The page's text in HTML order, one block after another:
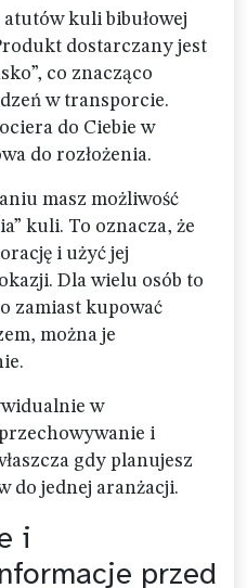
kuli bibułowej
dostarczany jest
co znacząco
w transporcie.
do Ciebie w
do rozłożenia.
masz możliwość
kuli. To oznacza, że
i użyć jej
Dla wielu osób to
zamiast kupować
można je
w
i
gdy planujesz
do jednej aranżacji.
i
przed